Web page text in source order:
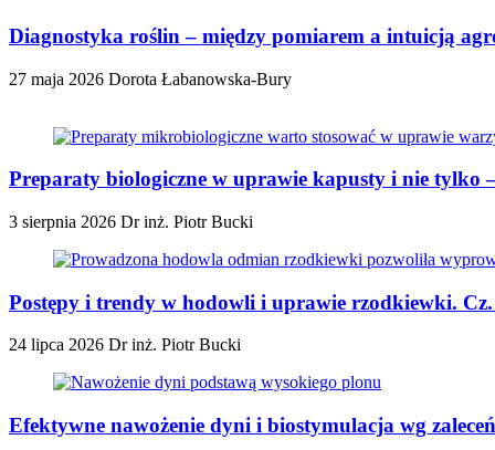
Diagnostyka roślin – między pomiarem a intuicją
27 maja 2026 Dorota Łabanowska-Bury
Preparaty biologiczne w uprawie kapusty i nie tylko
3 sierpnia 2026 Dr inż. Piotr Bucki
Postępy i trendy w hodowli i uprawie rzodkiewki.
24 lipca 2026 Dr inż. Piotr Bucki
Efektywne nawożenie dyni i biostymulacja wg